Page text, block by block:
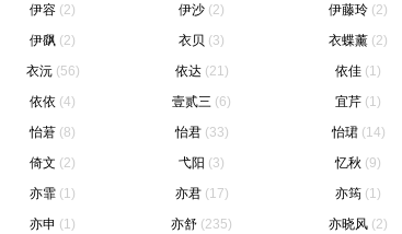
伊容 (2) 伊沙 (2) 伊藤玲 (2)
伊飖 (2) 衣贝 (3) 衣蝶薰 (2)
衣沅 (56) 依达 (21) 依佳 (1)
依依 (4) 壹贰三 (6) 宜芹 (1)
怡莙 (8) 怡君 (33) 怡珺 (14)
倚文 (2) 弋阳 (3) 忆秋 (9)
亦霏 (1) 亦君 (17) 亦筠 (1)
亦申 (1) 亦舒 (235) 亦晓风 (2)